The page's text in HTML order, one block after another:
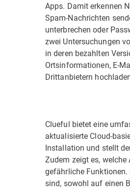
Apps. Damit erkennen
Spam-Nachrichten
unterbrechen oder
zwei Untersuchungen
in deren bezahlten
Ortsinformationen, E-
Drittanbietern
Clueful bietet eine
aktualisierte Cloud-
Installation und stellt
Zudem zeigt es,
gefährliche
sind, sowohl auf einen